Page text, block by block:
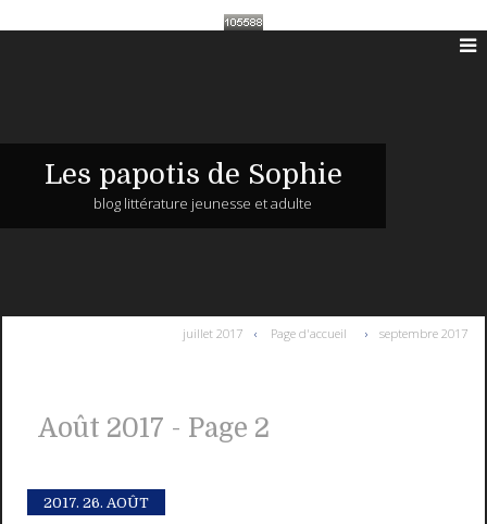
Les papotis de Sophie
blog littérature jeunesse et adulte
juillet 2017 Page d'accueil septembre 2017
Août 2017 - Page 2
2017. 26. AOÛT